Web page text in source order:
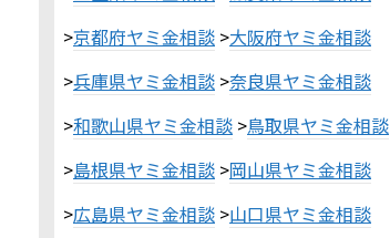
>京都府ヤミ金相談 >大阪府ヤミ金相談
>兵庫県ヤミ金相談 >奈良県ヤミ金相談
>和歌山県ヤミ金相談 >鳥取県ヤミ金相談
>島根県ヤミ金相談 >岡山県ヤミ金相談
>広島県ヤミ金相談 >山口県ヤミ金相談